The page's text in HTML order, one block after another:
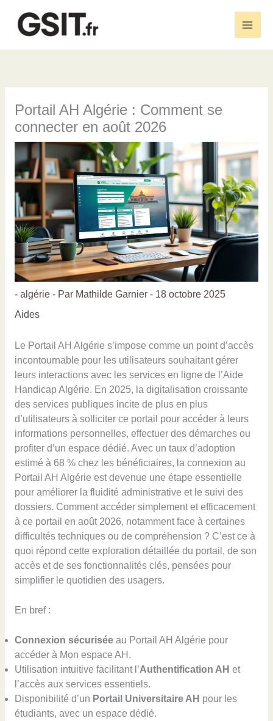
contenu
Main
Portail AH Algérie : Comment se
connecter en août 2026
- algérie- Par Mathilde Garnier - 18 octobre 2025
Aides
Le Portail AH Algérie s’impose comme un point d’accès
incontournable pour les utilisateurs souhaitant gérer
leurs interactions avec les services en ligne de l’Aide
Handicap Algérie. En 2025, la digitalisation croissante
des services publiques incite de plus en plus
d’utilisateurs à solliciter ce portail pour accéder à leurs
informations personnelles, effectuer des démarches ou
profiter d’un espace dédié. Avec un taux d’adoption
estimé à 68 % chez les bénéficiaires, la connexion au
Portail AH Algérie est devenue une étape essentielle
pour améliorer la fluidité administrative et le suivi des
dossiers. Comment accéder simplement et efficacement
à ce portail en août 2026, notamment face à certaines
difficultés techniques ou de compréhension ? C’est ce à
quoi répond cette exploration détaillée du portail, de son
accès et de ses fonctionnalités clés, pensées pour
simplifier le quotidien des usagers.
En bref :
Connexion sécuriséeau Portail AH Algérie pour
accéder à Mon espace AH.
Utilisation intuitive facilitant l’Authentification AH et
l’accès aux services essentiels.
Disponibilité d’un Portail Universitaire AH pour les
étudiants, avec un espace dédié.